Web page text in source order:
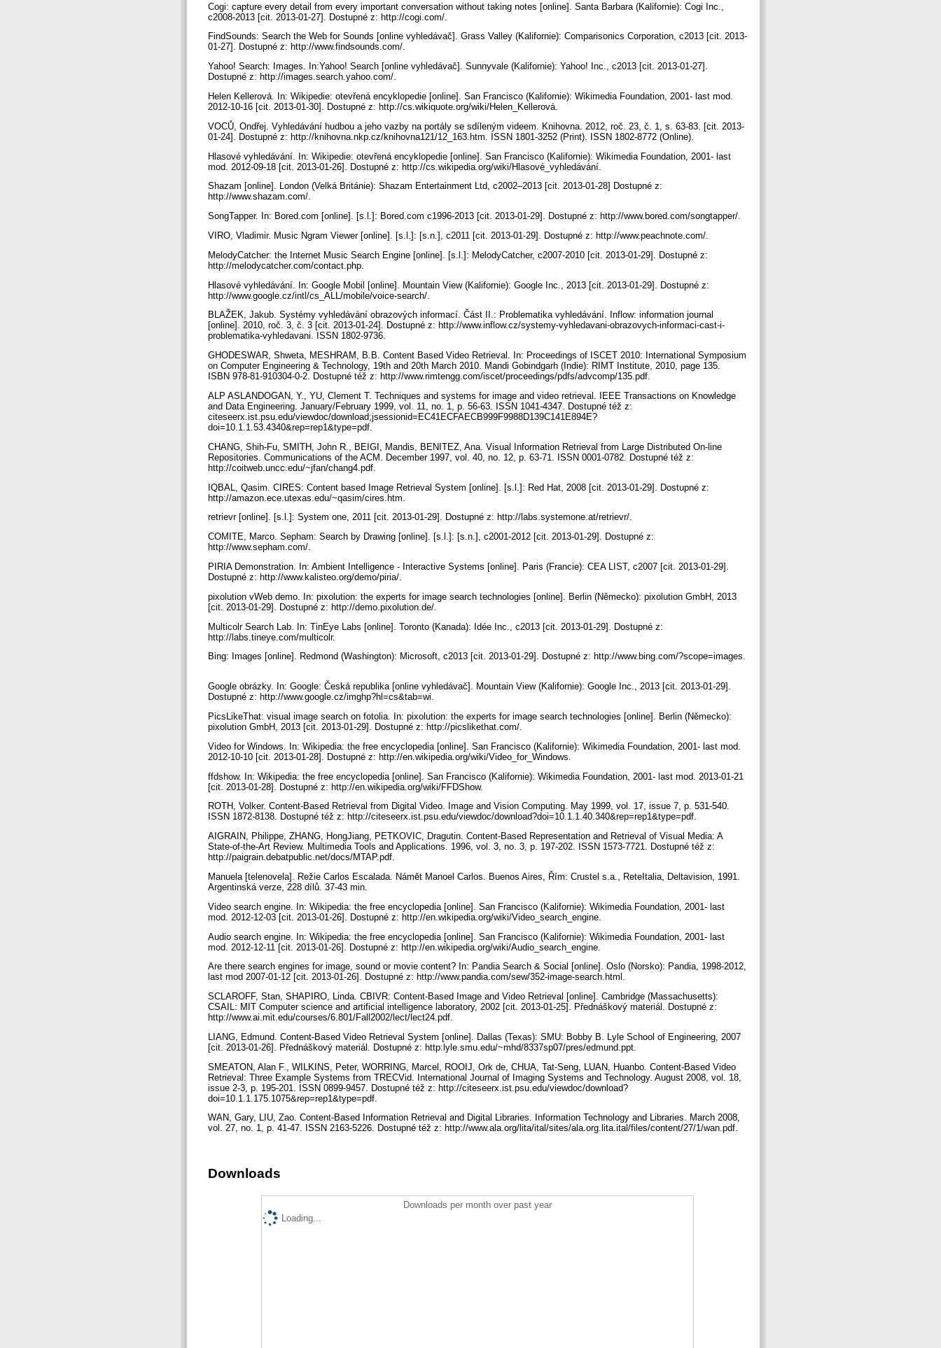
Cogi: capture every detail from every important conversation without taking notes [online]. Santa Barbara (Kalifornie): Cogi Inc.,
c2008-2013 [cit. 2013-01-27]. Dostupné z: http://cogi.com/.
FindSounds: Search the Web for Sounds [online vyhledávač]. Grass Valley (Kalifornie): Comparisonics Corporation, c2013 [cit. 2013-
01-27]. Dostupné z: http://www.findsounds.com/.
Yahoo! Search: Images. In:Yahoo! Search [online vyhledávač]. Sunnyvale (Kalifornie): Yahoo! Inc., c2013 [cit. 2013-01-27].
Dostupné z: http://images.search.yahoo.com/.
Helen Kellerová. In: Wikipedie: otevřená encyklopedie [online]. San Francisco (Kalifornie): Wikimedia Foundation, 2001- last mod.
2012-10-16 [cit. 2013-01-30]. Dostupné z: http://cs.wikiquote.org/wiki/Helen_Kellerová.
VOCŮ, Ondřej. Vyhledávání hudbou a jeho vazby na portály se sdíleným videem. Knihovna. 2012, roč. 23, č. 1, s. 63-83. [cit. 2013-
01-24]. Dostupné z: http://knihovna.nkp.cz/knihovna121/12_163.htm. ISSN 1801-3252 (Print). ISSN 1802-8772 (Online).
Hlasové vyhledávání. In: Wikipedie: otevřená encyklopedie [online]. San Francisco (Kalifornie): Wikimedia Foundation, 2001- last
mod. 2012-09-18 [cit. 2013-01-26]. Dostupné z: http://cs.wikipedia.org/wiki/Hlasové_vyhledávání.
Shazam [online]. London (Velká Británie): Shazam Entertainment Ltd, c2002–2013 [cit. 2013-01-28] Dostupné z:
http://www.shazam.com/.
SongTapper. In: Bored.com [online]. [s.l.]: Bored.com c1996-2013 [cit. 2013-01-29]. Dostupné z: http://www.bored.com/songtapper/.
VIRO, Vladimir. Music Ngram Viewer [online]. [s.l.]: [s.n.], c2011 [cit. 2013-01-29]. Dostupné z: http://www.peachnote.com/.
MelodyCatcher: the Internet Music Search Engine [online]. [s.l.]: MelodyCatcher, c2007-2010 [cit. 2013-01-29]. Dostupné z:
http://melodycatcher.com/contact.php.
Hlasové vyhledávání. In: Google Mobil [online]. Mountain View (Kalifornie): Google Inc., 2013 [cit. 2013-01-29]. Dostupné z:
http://www.google.cz/intl/cs_ALL/mobile/voice-search/.
BLAŽEK, Jakub. Systémy vyhledávání obrazových informací. Část II.: Problematika vyhledávání. Inflow: information journal
[online]. 2010, roč. 3, č. 3 [cit. 2013-01-24]. Dostupné z: http://www.inflow.cz/systemy-vyhledavani-obrazovych-informaci-cast-i-
problematika-vyhledavani. ISSN 1802-9736.
GHODESWAR, Shweta, MESHRAM, B.B. Content Based Video Retrieval. In: Proceedings of ISCET 2010: International Symposium
on Computer Engineering & Technology, 19th and 20th March 2010. Mandi Gobindgarh (Indie): RIMT Institute, 2010, page 135.
ISBN 978-81-910304-0-2. Dostupné též z: http://www.rimtengg.com/iscet/proceedings/pdfs/advcomp/135.pdf.
ALP ASLANDOGAN, Y., YU, Clement T. Techniques and systems for image and video retrieval. IEEE Transactions on Knowledge
and Data Engineering. January/February 1999, vol. 11, no. 1, p. 56-63. ISSN 1041-4347. Dostupné též z:
citeseerx.ist.psu.edu/viewdoc/download;jsessionid=EC41ECFAECB999F9988D139C141E894E?
doi=10.1.1.53.4340&rep=rep1&type=pdf.
CHANG, Shih-Fu, SMITH, John R., BEIGI, Mandis, BENITEZ, Ana. Visual Information Retrieval from Large Distributed On-line
Repositories. Communications of the ACM. December 1997, vol. 40, no. 12, p. 63-71. ISSN 0001-0782. Dostupné též z:
http://coitweb.uncc.edu/~jfan/chang4.pdf.
IQBAL, Qasim. CIRES: Content based Image Retrieval System [online]. [s.l.]: Red Hat, 2008 [cit. 2013-01-29]. Dostupné z:
http://amazon.ece.utexas.edu/~qasim/cires.htm.
retrievr [online]. [s.l.]: System one, 2011 [cit. 2013-01-29]. Dostupné z: http://labs.systemone.at/retrievr/.
COMITE, Marco. Sepham: Search by Drawing [online]. [s.l.]: [s.n.], c2001-2012 [cit. 2013-01-29]. Dostupné z:
http://www.sepham.com/.
PIRIA Demonstration. In: Ambient Intelligence - Interactive Systems [online]. Paris (Francie): CEA LIST, c2007 [cit. 2013-01-29].
Dostupné z: http://www.kalisteo.org/demo/piria/.
pixolution vWeb demo. In: pixolution: the experts for image search technologies [online]. Berlin (Německo): pixolution GmbH, 2013
[cit. 2013-01-29]. Dostupné z: http://demo.pixolution.de/.
Multicolr Search Lab. In: TinEye Labs [online]. Toronto (Kanada): Idée Inc., c2013 [cit. 2013-01-29]. Dostupné z:
http://labs.tineye.com/multicolr.
Bing: Images [online]. Redmond (Washington): Microsoft, c2013 [cit. 2013-01-29]. Dostupné z: http://www.bing.com/?scope=images.
Google obrázky. In: Google: Česká republika [online vyhledávač]. Mountain View (Kalifornie): Google Inc., 2013 [cit. 2013-01-29].
Dostupné z: http://www.google.cz/imghp?hl=cs&tab=wi.
PicsLikeThat: visual image search on fotolia. In: pixolution: the experts for image search technologies [online]. Berlin (Německo):
pixolution GmbH, 2013 [cit. 2013-01-29]. Dostupné z: http://picslikethat.com/.
Video for Windows. In: Wikipedia: the free encyclopedia [online]. San Francisco (Kalifornie): Wikimedia Foundation, 2001- last mod.
2012-10-10 [cit. 2013-01-28]. Dostupné z: http://en.wikipedia.org/wiki/Video_for_Windows.
ffdshow. In: Wikipedia: the free encyclopedia [online]. San Francisco (Kalifornie): Wikimedia Foundation, 2001- last mod. 2013-01-21
[cit. 2013-01-28]. Dostupné z: http://en.wikipedia.org/wiki/FFDShow.
ROTH, Volker. Content-Based Retrieval from Digital Video. Image and Vision Computing. May 1999, vol. 17, issue 7, p. 531-540.
ISSN 1872-8138. Dostupné též z: http://citeseerx.ist.psu.edu/viewdoc/download?doi=10.1.1.40.340&rep=rep1&type=pdf.
AIGRAIN, Philippe, ZHANG, HongJiang, PETKOVIC, Dragutin. Content-Based Representation and Retrieval of Visual Media: A
State-of-the-Art Review. Multimedia Tools and Applications. 1996, vol. 3, no. 3, p. 197-202. ISSN 1573-7721. Dostupné též z:
http://paigrain.debatpublic.net/docs/MTAP.pdf.
Manuela [telenovela]. Režie Carlos Escalada. Námět Manoel Carlos. Buenos Aires, Řím: Crustel s.a., ReteItalia, Deltavision, 1991.
Argentinská verze, 228 dílů. 37-43 min.
Video search engine. In: Wikipedia: the free encyclopedia [online]. San Francisco (Kalifornie): Wikimedia Foundation, 2001- last
mod. 2012-12-03 [cit. 2013-01-26]. Dostupné z: http://en.wikipedia.org/wiki/Video_search_engine.
Audio search engine. In: Wikipedia: the free encyclopedia [online]. San Francisco (Kalifornie): Wikimedia Foundation, 2001- last
mod. 2012-12-11 [cit. 2013-01-26]. Dostupné z: http://en.wikipedia.org/wiki/Audio_search_engine.
Are there search engines for image, sound or movie content? In: Pandia Search & Social [online]. Oslo (Norsko): Pandia, 1998-2012,
last mod 2007-01-12 [cit. 2013-01-26]. Dostupné z: http://www.pandia.com/sew/352-image-search.html.
SCLAROFF, Stan, SHAPIRO, Linda. CBIVR: Content-Based Image and Video Retrieval [online]. Cambridge (Massachusetts):
CSAIL: MIT Computer science and artificial intelligence laboratory, 2002 [cit. 2013-01-25]. Přednáškový materiál. Dostupné z:
http://www.ai.mit.edu/courses/6.801/Fall2002/lect/lect24.pdf.
LIANG, Edmund. Content-Based Video Retrieval System [online]. Dallas (Texas): SMU: Bobby B. Lyle School of Engineering, 2007
[cit. 2013-01-26]. Přednáškový materiál. Dostupné z: http:lyle.smu.edu/~mhd/8337sp07/pres/edmund.ppt.
SMEATON, Alan F., WILKINS, Peter, WORRING, Marcel, ROOIJ, Ork de, CHUA, Tat-Seng, LUAN, Huanbo. Content-Based Video
Retrieval: Three Example Systems from TRECVid. International Journal of Imaging Systems and Technology. August 2008, vol. 18,
issue 2-3, p. 195-201. ISSN 0899-9457. Dostupné též z: http://citeseerx.ist.psu.edu/viewdoc/download?
doi=10.1.1.175.1075&rep=rep1&type=pdf.
WAN, Gary, LIU, Zao. Content-Based Information Retrieval and Digital Libraries. Information Technology and Libraries. March 2008,
vol. 27, no. 1, p. 41-47. ISSN 2163-5226. Dostupné též z: http://www.ala.org/lita/ital/sites/ala.org.lita.ital/files/content/27/1/wan.pdf.
Downloads
Downloads per month over past year
Loading...